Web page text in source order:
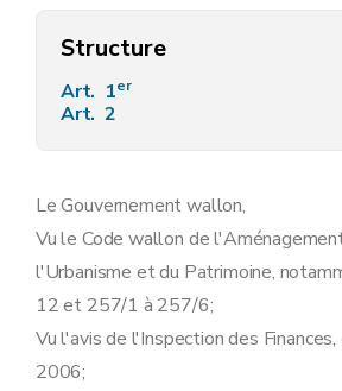
Structure
Art. 1er
Art. 2
Le Gouvernement wallon,
Vu le Code wallon de
l'Urbanisme et du Patrimoine,
12 et 257/1 à 257/6;
Vu l'avis de l'Inspection des
2006;